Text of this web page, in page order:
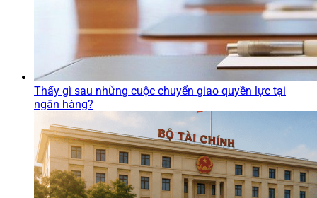
Thấy gì sau những cuộc chuyển giao quyền lực tại
ngân hàng?